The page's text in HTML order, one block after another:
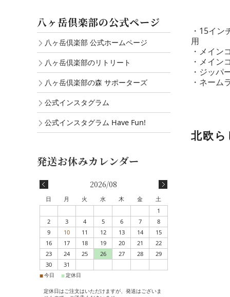
・15イ
用
・メイン
・メイン
・ジッパ
・ネーム
北欧
八ヶ岳倶楽部の公式ページ
八ヶ岳倶楽部 公式ホームページ
八ヶ岳倶楽部のリトリート
八ヶ岳倶楽部の森 サポーターズ
公式インスタグラム
公式インスタグラム Have Fun!
2026/08
日 月 火 水 木 金
土
1
2
3 4 5 6 7
8
9
10 11 12 13 14
15
16
17 18 19 20 21
22
23
24 25 26 27 28
29
30
31
■今日 ■定休日
定休日はご注文はいただけますが、発送はございま